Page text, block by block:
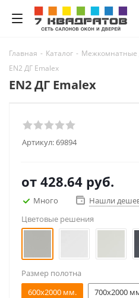
Главная - Каталог - Межкомнатные
EN2 ДГ Emalex
EN2 ДГ Emalex
Артикул:69894
от 428.64 руб.
Много
Нашли
Цветовые решения
Размер полотна
600x2000 мм.
700x2000